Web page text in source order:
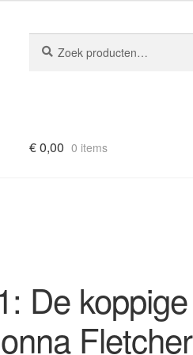
naar:
€0,00 0 items
De koppige
Fletcher